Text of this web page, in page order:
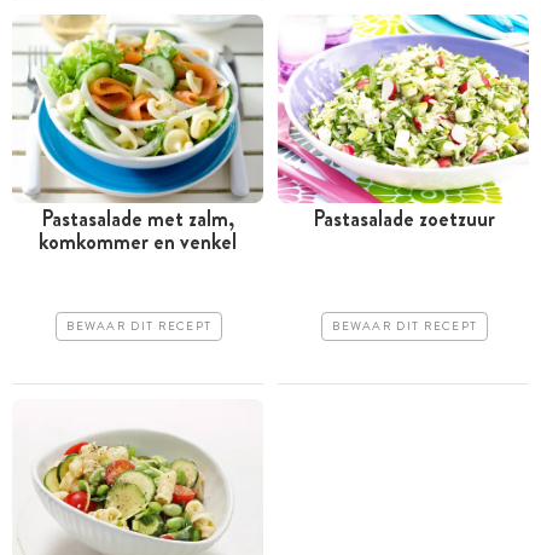
Pastasalade met zalm,
komkommer en venkel
BEWAAR DIT RECEPT
Pastasalade zoetzuur
BEWAAR DIT RECEPT